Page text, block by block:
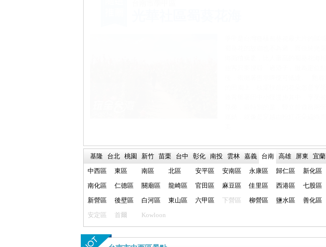
基隆 台北 桃園 新竹 苗栗 台中 彰化 南投 雲林 嘉義 台南 高雄 屏東 宜蘭
中西區
東區 南區 北區 安平區 安南區 永康區 歸仁區 新化區
南化區
仁德區 關廟區 龍崎區 官田區 麻豆區 佳里區 西港區 七股區
新營區
後壁區 白河區 東山區 六甲區 下營區 柳營區 鹽水區 善化區
安定區
首爾 Kowloon